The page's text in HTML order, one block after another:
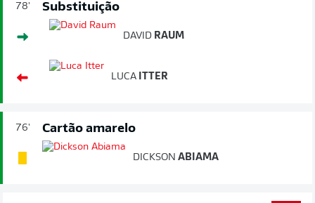
78' Substituição
DAVID RAUM
LUCA ITTER
76' Cartão amarelo
DICKSON ABIAMA